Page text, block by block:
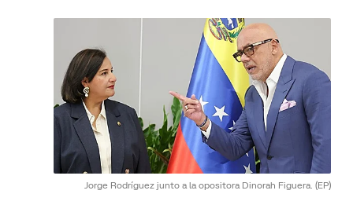
Jorge Rodríguez junto a la opositora Dinorah Figuera. (EP)